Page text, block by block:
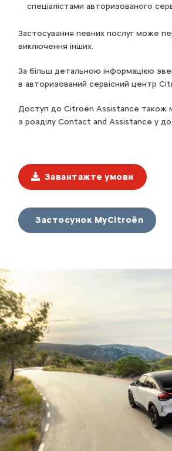
спеціалістами авторизованого
Застосування певних послуг може
виключення інших.
За більш детальною інформацією
в авторизований сервісний центр
Доступ до Citroën Assistance також
з розділу Contact and Assistance у
Завантажте умови
Застосунок MyCitroën